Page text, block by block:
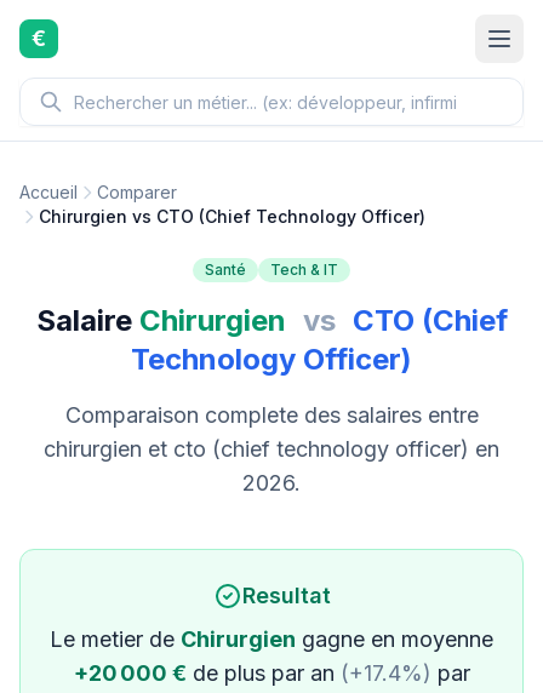
Aller au contenu principal
€
Accueil
Comparer
Chirurgien vs CTO (Chief Technology Officer)
Santé Tech & IT
Salaire Chirurgien vs CTO (Chief
Technology Officer)
Comparaison complete des salaires entre
chirurgien et cto (chief technology officer) en
2026.
Resultat
Le metier de Chirurgien gagne en moyenne
+20 000 € de plus par an (+17.4%) par